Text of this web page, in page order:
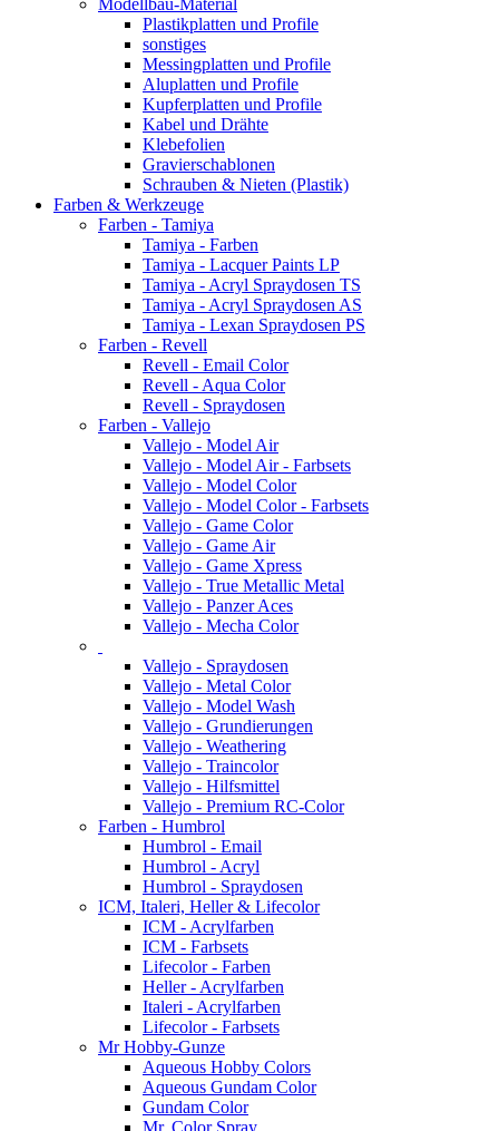
Modellbau-Material
Plastikplatten und Profile
sonstiges
Messingplatten und Profile
Aluplatten und Profile
Kupferplatten und Profile
Kabel und Drähte
Klebefolien
Gravierschablonen
Schrauben & Nieten (Plastik)
Farben & Werkzeuge
Farben - Tamiya
Tamiya - Farben
Tamiya - Lacquer Paints LP
Tamiya - Acryl Spraydosen TS
Tamiya - Acryl Spraydosen AS
Tamiya - Lexan Spraydosen PS
Farben - Revell
Revell - Email Color
Revell - Aqua Color
Revell - Spraydosen
Farben - Vallejo
Vallejo - Model Air
Vallejo - Model Air - Farbsets
Vallejo - Model Color
Vallejo - Model Color - Farbsets
Vallejo - Game Color
Vallejo - Game Air
Vallejo - Game Xpress
Vallejo - True Metallic Metal
Vallejo - Panzer Aces
Vallejo - Mecha Color
Vallejo - Spraydosen
Vallejo - Metal Color
Vallejo - Model Wash
Vallejo - Grundierungen
Vallejo - Weathering
Vallejo - Traincolor
Vallejo - Hilfsmittel
Vallejo - Premium RC-Color
Farben - Humbrol
Humbrol - Email
Humbrol - Acryl
Humbrol - Spraydosen
ICM, Italeri, Heller & Lifecolor
ICM - Acrylfarben
ICM - Farbsets
Lifecolor - Farben
Heller - Acrylfarben
Italeri - Acrylfarben
Lifecolor - Farbsets
Mr Hobby-Gunze
Aqueous Hobby Colors
Aqueous Gundam Color
Gundam Color
Mr. Color Spray